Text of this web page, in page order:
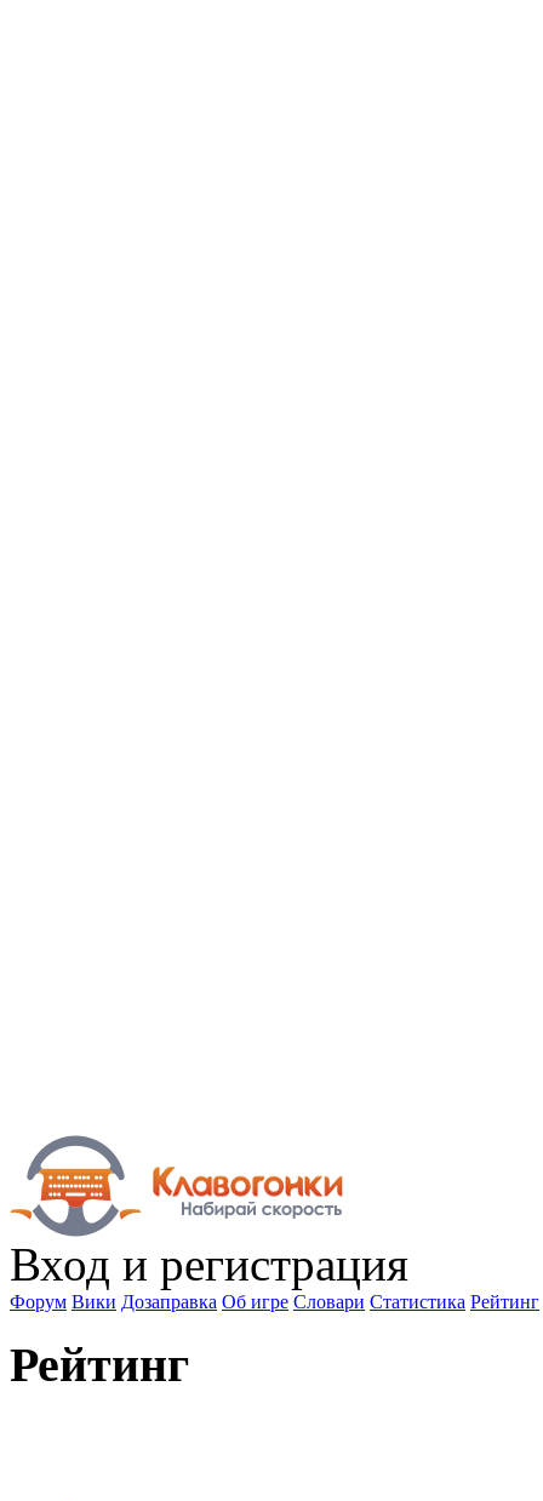
Вход и регистрация
Форум Вики Дозаправка Об игре Словари Статистика Рейтинг
Рейтинг